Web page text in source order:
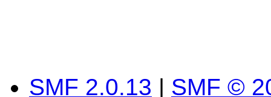
SMF 2.0.13 | SMF ©